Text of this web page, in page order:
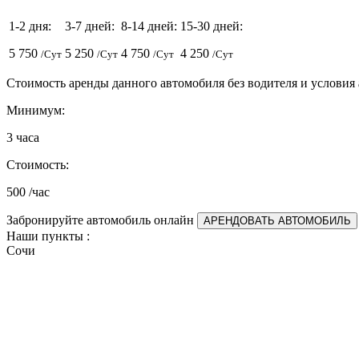
1-2 дня:
5 750 /Сут
3-7 дней:
5 250 /Сут
8-14 дней:
4 750 /Сут
15-30 дней:
4 250 /Сут
Стоимость аренды данного автомобиля без водителя и условия
Минимум:
3 часа
Стоимость:
500 /час
Забронируйте автомобиль онлайн АРЕНДОВАТЬ АВТОМОБИЛЬ
Наши пункты :
Сочи